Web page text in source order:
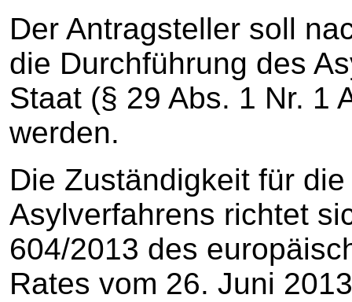
Der Antragsteller soll
die Durchführung des
Staat (§ 29 Abs. 1 Nr. 1
werden.
Die Zuständigkeit für
Asylverfahrens richtet
604/2013 des
Rates vom 26. Juni